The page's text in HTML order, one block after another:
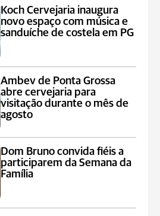
Koch Cervejaria inaugura
novo espaço com música e
sanduíche de costela em PG
Ambev de Ponta Grossa
abre cervejaria para
visitação durante o mês de
agosto
Dom Bruno convida fiéis a
participarem da Semana da
Família